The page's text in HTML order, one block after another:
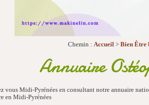
Chemin : Accueil > Bien Être
Annuaire
vous Midi-Pyrénées en consultant notre annuaire
en Midi-Pyrénées